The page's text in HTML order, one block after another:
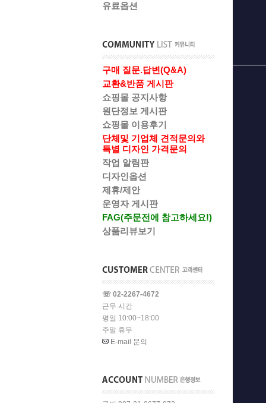
유료옵션
구매 질문.답변(Q&A)
교환&반품 게시판
쇼핑몰 공지사항
원단정보 게시판
쇼핑몰 이용후기
단체및 기업체 견적문의와
특별 디자인 가격문의
작업 알림판
디자인옵션
제휴/제안
운영자 게시판
FAG(주문전에 참고하세요!)
상품리뷰보기
☏ 02-2267-4672
근무 시간
평일 10:00~18:00
주말 휴무
E-mail 문의